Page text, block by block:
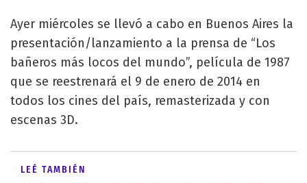
Ayer miércoles se llevó a cabo en Buenos Aires la
presentación/lanzamiento a la prensa de “Los
bañeros más locos del mundo”, película de 1987
que se reestrenará el 9 de enero de 2014 en
todos los cines del país, remasterizada y con
escenas 3D.
LEÉ TAMBIÉN